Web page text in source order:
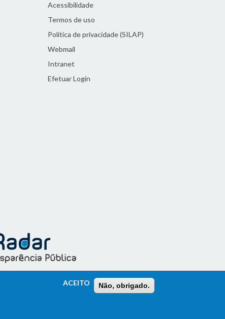
Acessibilidade
Termos de uso
Política de privacidade (SILAP)
Webmail
Intranet
Efetuar Login
ACEITO Não, obrigado.